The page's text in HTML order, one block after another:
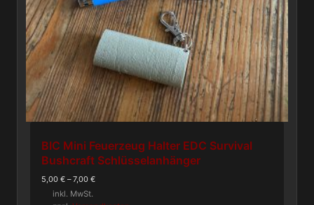
BIC Mini Feuerzeug Halter EDC Survival
Bushcraft Schlüsselanhänger
5,00€ –7,00€
inkl. MwSt.